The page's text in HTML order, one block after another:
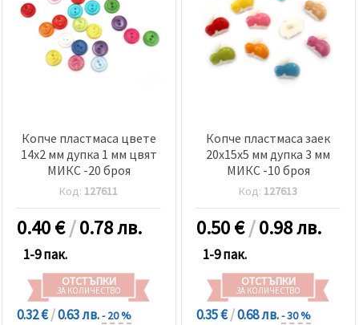
Копче пластмаса цвете
14x2 мм дупка 1 мм цвят
МИКС -20 броя
Код: 127611
0.40€/0.78 лв.
1-9 пак.
ОТСТЪПКИ
ЗА КОЛИЧЕСТВО
0.32 €/0.63 лв.- 20 %
Копче пластмаса заек
20x15x5 мм дупка 3 мм
МИКС -10 броя
Код: 127613
0.50€/0.98 лв.
1-9 пак.
ОТСТЪПКИ
ЗА КОЛИЧЕСТВО
0.35 €/0.68 лв.- 30 %